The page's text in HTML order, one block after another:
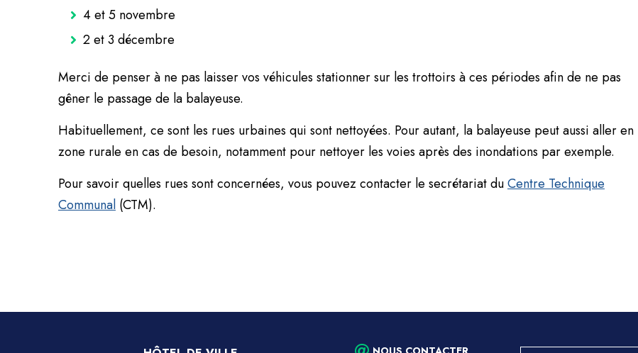
4 et 5 novembre
2 et 3 décembre
Merci de penser à ne pas laisser vos véhicules stationner sur les trottoirs à ces périodes afin de ne pas
gêner le passage de la balayeuse.
Habituellement, ce sont les rues urbaines qui sont nettoyées. Pour autant, la balayeuse peut aussi aller en
zone rurale en cas de besoin, notamment pour nettoyer les voies après des inondations par exemple.
Pour savoir quelles rues sont concernées, vous pouvez contacter le secrétariat duCentre Technique
Communal (CTM).